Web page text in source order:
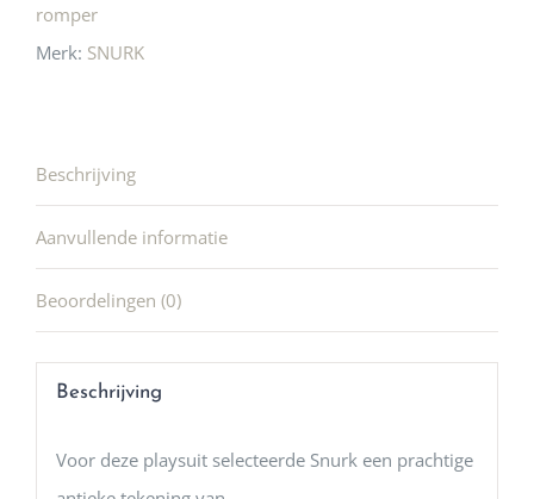
romper
Merk: SNURK
Beschrijving
Aanvullende informatie
Beoordelingen (0)
Beschrijving
Voor deze playsuit selecteerde Snurk een prachtige